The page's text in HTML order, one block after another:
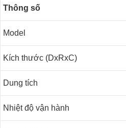
Thông số
Model
Kích thước (DxRxC)
Dung tích
Nhiệt độ vận hành